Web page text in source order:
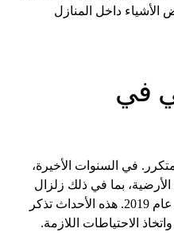
داخل المنازل
في
في السنوات الأخيرة،
بما في ذلك زلزال
قوي ضرب منطقة ريجمونت في عام 2019. هذه الأحداث تذكر
الاحتياطات اللازمة.